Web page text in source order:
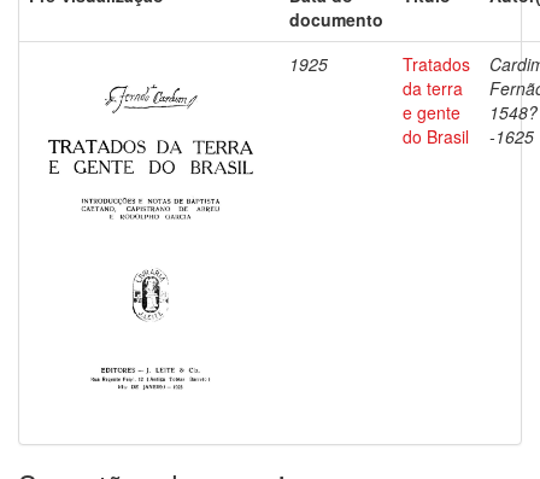
documento
1925
Tratados
da terra
e gente
do Brasil
1548?
-1625